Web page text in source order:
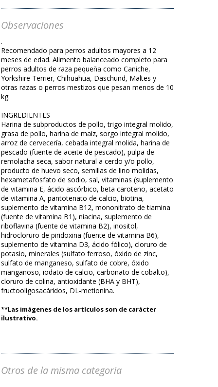
Observaciones
.
Recomendado para perros adultos mayores a 12
meses de edad. Alimento balanceado completo para
perros adultos de raza pequeña como Caniche,
Yorkshire Terrier, Chihuahua, Daschund, Maltes y
otras razas o perros mestizos que pesan menos de 10
kg.
INGREDIENTES
Harina de subproductos de pollo, trigo integral molido,
grasa de pollo, harina de maíz, sorgo integral molido,
arroz de cervecería, cebada integral molida, harina de
pescado (fuente de aceite de pescado), pulpa de
remolacha seca, sabor natural a cerdo y/o pollo,
producto de huevo seco, semillas de lino molidas,
hexametafosfato de sodio, sal, vitaminas (suplemento
de vitamina E, ácido ascórbico, beta caroteno, acetato
de vitamina A, pantotenato de calcio, biotina,
suplemento de vitamina B12, mononitrato de tiamina
(fuente de vitamina B1), niacina, suplemento de
riboflavina (fuente de vitamina B2), inositol,
hidrocloruro de piridoxina (fuente de vitamina B6),
suplemento de vitamina D3, ácido fólico), cloruro de
potasio, minerales (sulfato ferroso, óxido de zinc,
sulfato de manganeso, sulfato de cobre, óxido
manganoso, iodato de calcio, carbonato de cobalto),
cloruro de colina, antioxidante (BHA y BHT),
fructooligosacáridos, DL-metionina.
**Las imágenes de los artículos son de carácter
ilustrativo.
Otros de la misma categoria